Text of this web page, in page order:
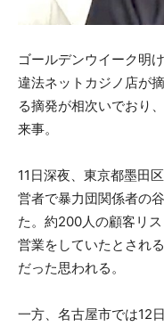
ゴールデンウイーク明
違法ネットカジノ店が
る摘発が相次いでおり
来事。
11日深夜、東京都墨田
営者で暴力団関係者の
た。約200人の顧客リ
営業をしていたとされ
だった思われる。
一方、名古屋市では12